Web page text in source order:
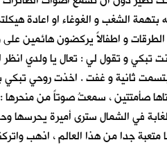
بتهمة الشغب و الغوغاء او
الطرقات و اطفالاً يركضون هائمين
تبكي و تقول لي : تعال يا ولدي
ثانية و غفت . اخذت روحي
صأمتتين ، سمعتُ صوتاً من
في الشمال سترى أميرة
متعبة جدا من هذا العالم ، اذهب